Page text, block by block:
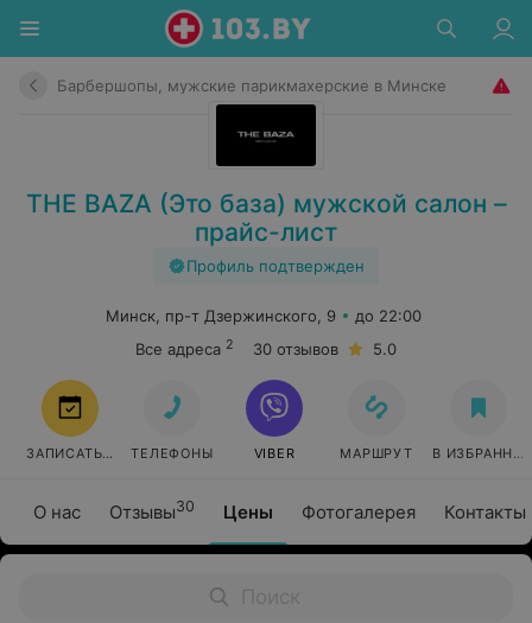
Барбершопы, мужские парикмахерские в Минске
THE BAZA (Это база) мужской салон –
прайс-лист
Профиль подтвержден
О нас Отзывы30 Цены Фотогалерея Контакты
Минск, пр-т Дзержинского, 9
до 22:00
Все адреса 2 30 отзывов 5.0
ЗАПИСАТЬСЯ ТЕЛЕФОНЫ VIBER МАРШРУТ В ИЗБРАННОЕ